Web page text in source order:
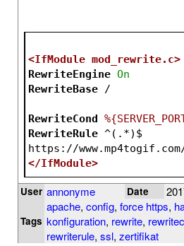
<IfModule mod_rewrite.c>
RewriteEngine On
RewriteBase /
RewriteCond
RewriteRule ^(.*)$
https://
</IfModule>
User annonyme Date
Tags
apache, config, force https,
konfiguration, rewrite,
rewriterule, ssl, zertifikat